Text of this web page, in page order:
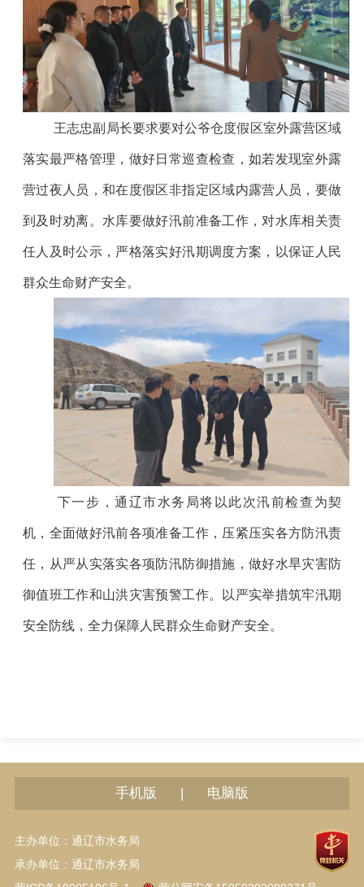
王志忠副局长要求要对公爷仓度假区室外露营区域
落实最严格管理，做好日常巡查检查，如若发现室外露
营过夜人员，和在度假区非指定区域内露营人员，要做
到及时劝离。水库要做好汛前准备工作，对水库相关责
任人及时公示，严格落实好汛期调度方案，以保证人民
群众生命财产安全。
下一步，通辽市水务局将以此次汛前检查为契
机，全面做好汛前各项准备工作，压紧压实各方防汛责
任，从严从实落实各项防汛防御措施，做好水旱灾害防
御值班工作和山洪灾害预警工作。以严实举措筑牢汛期
安全防线，全力保障人民群众生命财产安全。
手机版 | 电脑版
主办单位：通辽市水务局
承办单位：通辽市水务局